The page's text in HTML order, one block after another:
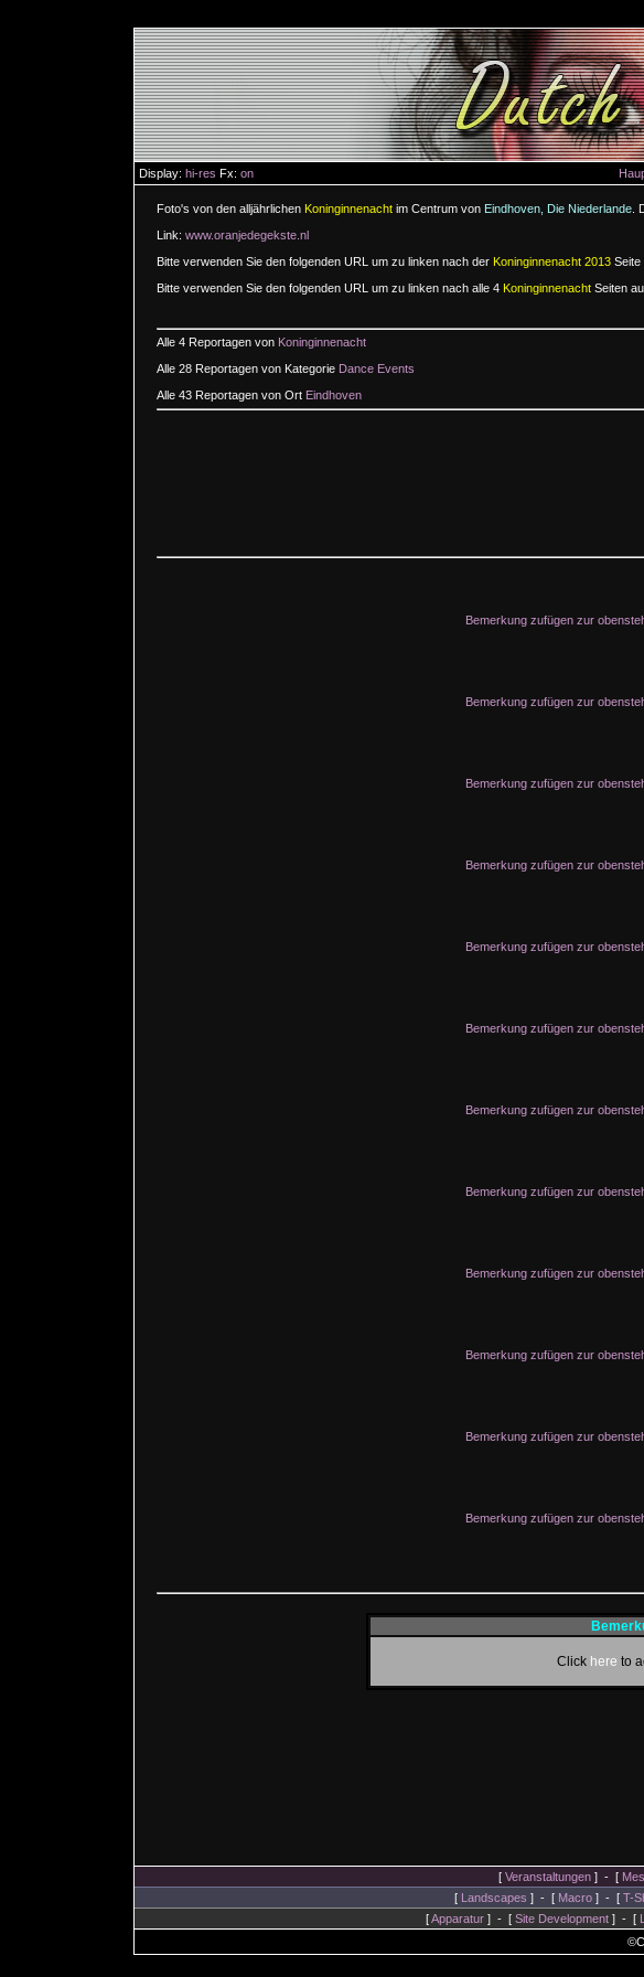
Display: hi-res Fx: on
Foto's von den alljährlichen Koninginnenacht im Centrum von Eindhoven, Die Niederlande .
Link: www.oranjedegekste.nl
Bitte verwenden Sie den folgenden URL um zu linken nach der Koninginnenacht 2013 Seite
Bitte verwenden Sie den folgenden URL um zu linken nach alle 4 Koninginnenacht Seiten
Alle 4 Reportagen von Koninginnenacht
Alle 28 Reportagen von Kategorie Dance Events
Alle 43 Reportagen von Ort Eindhoven
Bemerkung zufügen zur
Bemerkung zufügen zur
Bemerkung zufügen zur
Bemerkung zufügen zur
Bemerkung zufügen zur
Bemerkung zufügen zur
Bemerkung zufügen zur
Bemerkung zufügen zur
Bemerkung zufügen zur
Bemerkung zufügen zur
Bemerkung zufügen zur
Bemerkung zufügen zur
Click here to
[ Veranstaltungen ] - [
[ Landscapes ] - [ Macro] - [ T-
[Apparatur] - [ Site Development] - [